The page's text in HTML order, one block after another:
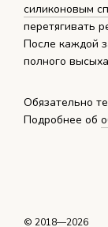
силиконовым
перетягивать
После каждой
полного
Обязательно
Подробнее об
© 2018—2026